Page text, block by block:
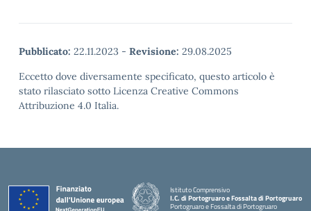
Pubblicato: 22.11.2023 - Revisione: 29.08.2025
Eccetto dove diversamente specificato, questo articolo è
stato rilasciato sotto Licenza Creative Commons
Attribuzione 4.0 Italia.
Istituto Comprensivo
I.C. di Portogruaro e Fossalta di Portogruaro
Portogruaro e Fossalta di Portogruaro